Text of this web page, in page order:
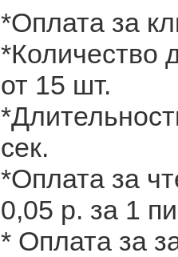
*Оплата за
*Количество
от 15 шт.
сек.
*Оплата за
0,05 р. за 1
* Оплата за